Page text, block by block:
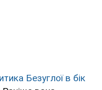
Безуглої в бік